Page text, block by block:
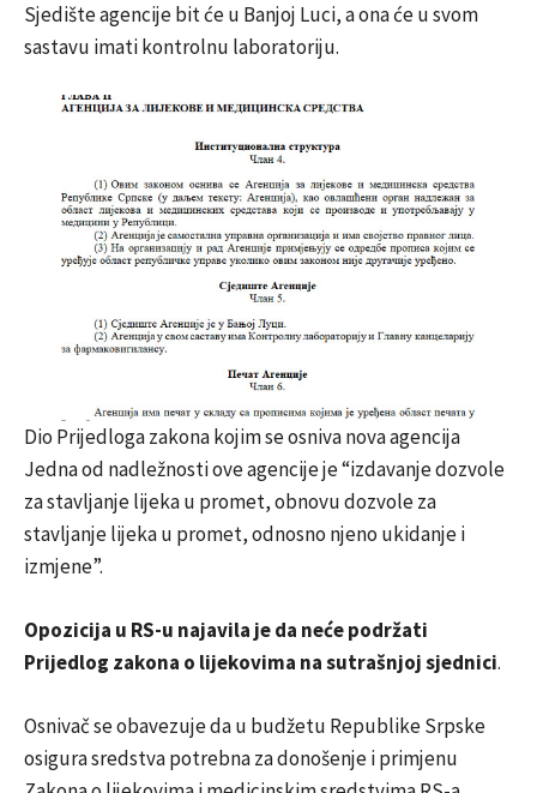
Sjedište agencije bit će u Banjoj Luci, a ona će u svom
sastavu imati kontrolnu laboratoriju.
Dio Prijedloga zakona kojim se osniva nova agencija
Jedna od nadležnosti ove agencije je “izdavanje dozvole
za stavljanje lijeka u promet, obnovu dozvole za
stavljanje lijeka u promet, odnosno njeno ukidanje i
izmjene”.
Opozicija u RS-u najavila je da neće podržati
Prijedlog zakona o lijekovima na sutrašnjoj sjednici.
Osnivač se obavezuje da u budžetu Republike Srpske
osigura sredstva potrebna za donošenje i primjenu